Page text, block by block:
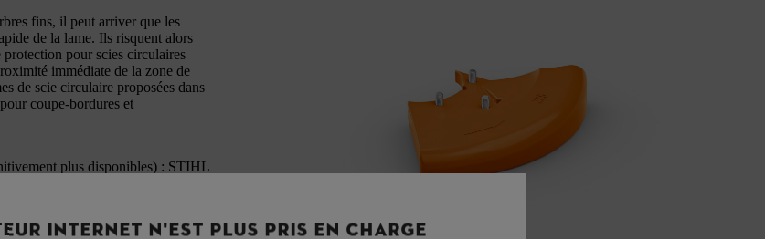
fins, il peut arriver que les
de la lame. Ils risquent alors
pour scies circulaires
immédiate de la zone de
de scie circulaire proposées dans
coupe-bordures et
plus disponibles) : STIHL
FS 360, STIHL FS 410,
INTERNET N'EST PLUS PRIS EN CHARGE